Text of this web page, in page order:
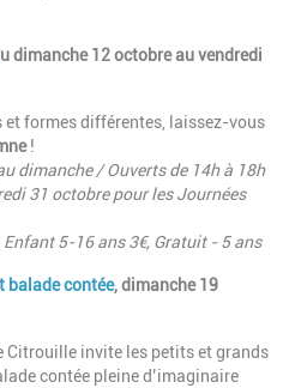
dimanche 12 octobre au vendredi
et formes différentes, laissez-vous
!
dimanche / Ouverts de 14h à 18h
31 octobre pour les Journées
5-16 ans 3€, Gratuit - 5 ans
balade contée, dimanche 19
Citrouille invite les petits et grands
contée pleine d’imaginaire